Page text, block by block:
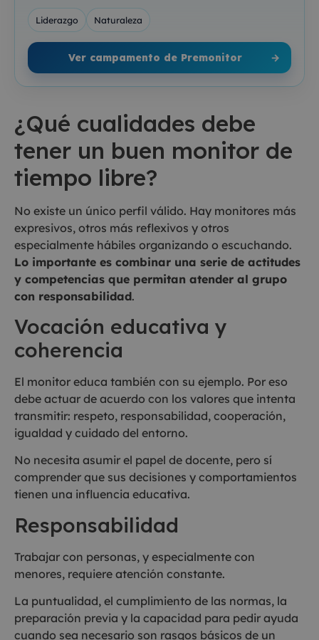
Liderazgo Naturaleza
Ver campamento de Premonitor →
¿Qué cualidades debe
tener un buen monitor de
tiempo libre?
No existe un único perfil válido. Hay monitores más
expresivos, otros más reflexivos y otros
especialmente hábiles organizando o escuchando.
Lo importante es combinar una serie de actitudes
y competencias que permitan atender al grupo
con responsabilidad.
Vocación educativa y
coherencia
El monitor educa también con su ejemplo. Por eso
debe actuar de acuerdo con los valores que intenta
transmitir: respeto, responsabilidad, cooperación,
igualdad y cuidado del entorno.
No necesita asumir el papel de docente, pero sí
comprender que sus decisiones y comportamientos
tienen una influencia educativa.
Responsabilidad
Trabajar con personas, y especialmente con
menores, requiere atención constante.
La puntualidad, el cumplimiento de las normas, la
preparación previa y la capacidad para pedir ayuda
cuando sea necesario son rasgos básicos de un